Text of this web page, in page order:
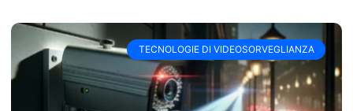
TECNOLOGIE DI VIDEOSORVEGLIANZA